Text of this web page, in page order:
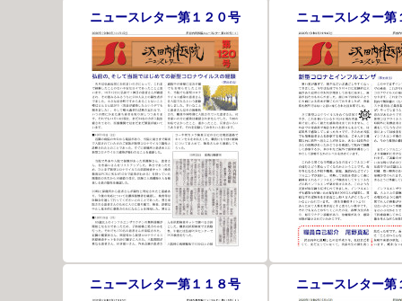
ニュースレター第１２０号 ニュースレター第
ニュースレター第１１８号 ニュースレター第